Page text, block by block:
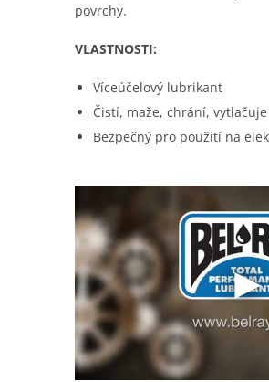
povrchy.
VLASTNOSTI:
Víceúčelový lubrikant
Čistí, maže, chrání,
Bezpečný pro použití na